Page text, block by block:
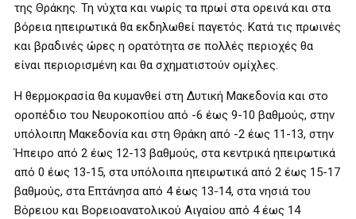
της Θράκης. Τη νύχτα και νωρίς τα πρωί στα ορεινά και στα
βόρεια ηπειρωτικά θα εκδηλωθεί παγετός. Κατά τις πρωινές
και βραδινές ώρες η ορατότητα σε πολλές περιοχές θα
είναι περιορισμένη και θα σχηματιστούν ομίχλες.
Η θερμοκρασία θα κυμανθεί στη Δυτική Μακεδονία και στο
οροπέδιο του Νευροκοπίου από -6 έως 9-10 βαθμούς, στην
υπόλοιπη Μακεδονία και στη Θράκη από -2 έως 11-13, στην
Ήπειρο από 2 έως 12-13 βαθμούς, στα κεντρικά ηπειρωτικά
από 0 έως 13-15, στα υπόλοιπα ηπειρωτικά από 2 έως 15-17
βαθμούς, στα Επτάνησα από 4 έως 13-14, στα νησιά του
Βόρειου και Βορειοανατολικού Αιγαίου από 4 έως 14